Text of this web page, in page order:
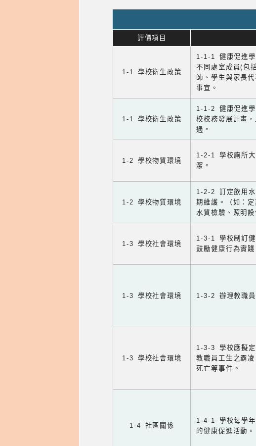
評價項目
1-1 學校衛生政策
1-1-1 健康促進
不同處室成員(包
師、學生與家長
事宜。
1-1 學校衛生政策
1-1-2 健康促進
校校務發展計畫
過。
1-2 學校物質環境
1-2-1 學校廁所
潔。
1-2 學校物質環境
1-2-2 訂定飲用
期維護。（如：
水質檢驗、照明設
1-3 學校社會環境
1-3-1 學校制訂健
鼓勵健康行為實踐
1-3 學校社會環境 1-3-2 辦理教職員
1-3 學校社會環境
1-3-3 學校應擬
教職員工生之霸
死亡等事件。
1-4 社區關係
1-4-1 學校每學
的健康促進活動。